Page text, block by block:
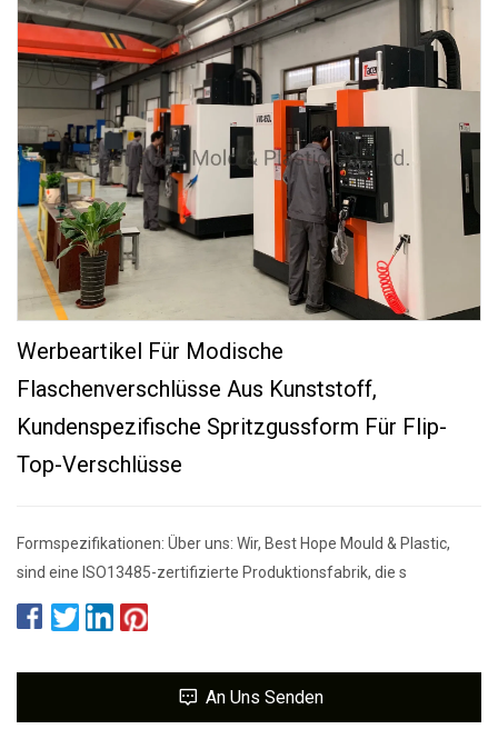
Werbeartikel Für Modische
Flaschenverschlüsse Aus Kunststoff,
Kundenspezifische Spritzgussform Für Flip-
Top-Verschlüsse
Formspezifikationen: Über uns: Wir, Best Hope Mould & Plastic,
sind eine ISO13485-zertifizierte Produktionsfabrik, die s
An Uns Senden